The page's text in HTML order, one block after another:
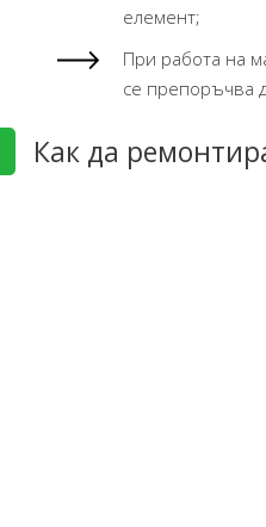
елемент;
При работа на
се препоръчва
Как да